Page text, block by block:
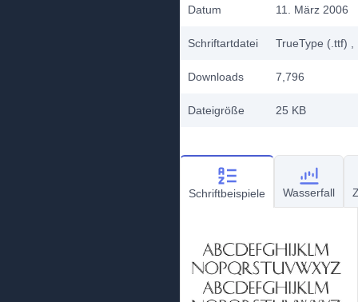
Datum 11. März 2006
Schriftartdatei TrueType (.ttf)
Downloads 7,796
Dateigröße 25 KB
Schriftbeispiele Wasserfall